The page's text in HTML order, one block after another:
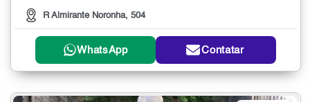
R Almirante Noronha, 504
WhatsApp Contatar